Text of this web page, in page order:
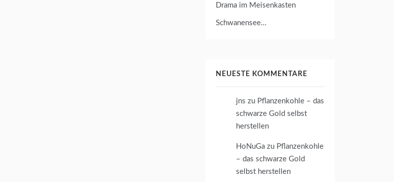
Drama im Meisenkasten
Schwanensee…
NEUESTE KOMMENTARE
jns zu Pflanzenkohle – das
schwarze Gold selbst
herstellen
HoNuGa zu Pflanzenkohle
– das schwarze Gold
selbst herstellen